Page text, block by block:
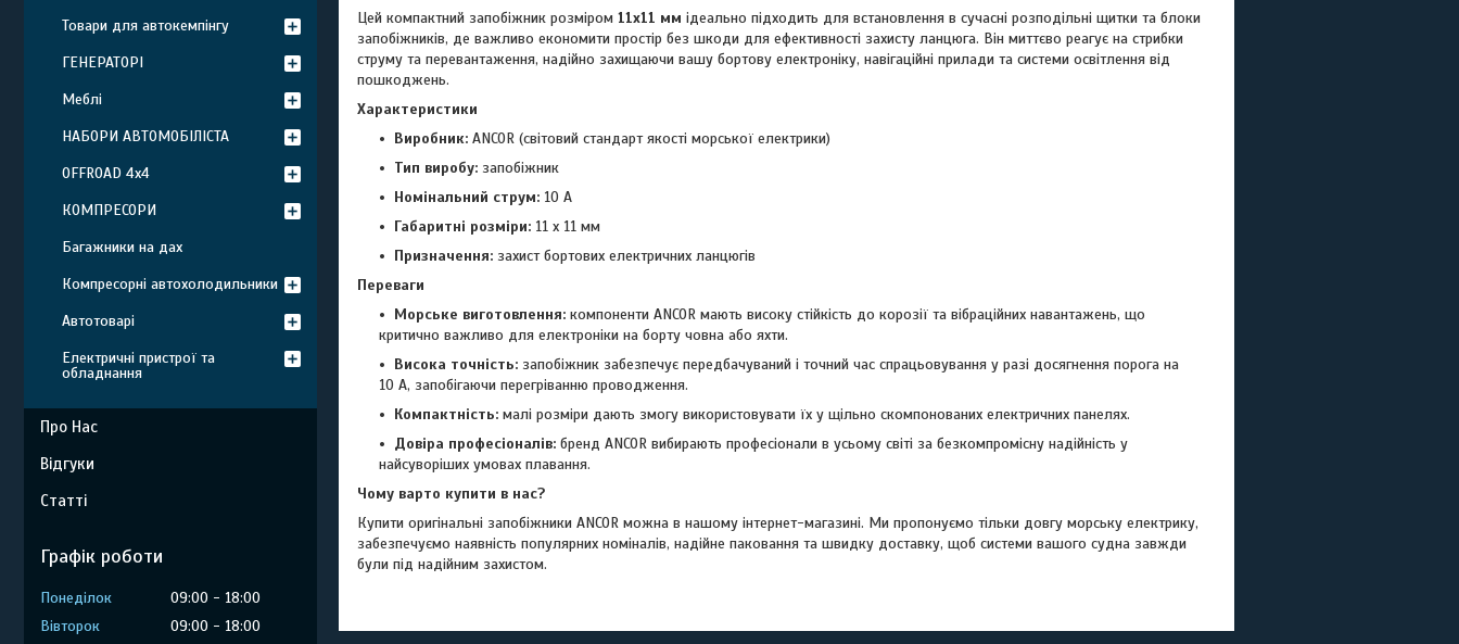
Цей компактний запобіжник розміром 11x11 мм ідеально підходить для встановлення в сучасні розподільні щитки та блоки
запобіжників, де важливо економити простір без шкоди для ефективності захисту ланцюга. Він миттєво реагує на стрибки
струму та перевантаження, надійно захищаючи вашу бортову електроніку, навігаційні прилади та системи освітлення від
пошкоджень.
Характеристики
Виробник: ANCOR (світовий стандарт якості морської електрики)
Тип виробу: запобіжник
Номінальний струм: 10 А
Габаритні розміри: 11 x 11 мм
Призначення: захист бортових електричних ланцюгів
Переваги
Морське виготовлення: компоненти ANCOR мають високу стійкість до корозії та вібраційних навантажень, що
критично важливо для електроніки на борту човна або яхти.
Висока точність: запобіжник забезпечує передбачуваний і точний час спрацьовування у разі досягнення порога на
10 А, запобігаючи перегріванню проводження.
Компактність: малі розміри дають змогу використовувати їх у щільно скомпонованих електричних панелях.
Довіра професіоналів: бренд ANCOR вибирають професіонали в усьому світі за безкомпромісну надійність у
найсуворіших умовах плавання.
Чому варто купити в нас?
Купити оригінальні запобіжники ANCOR можна в нашому інтернет-магазині. Ми пропонуємо тільки довгу морську електрику,
забезпечуємо наявність популярних номіналів, надійне паковання та швидку доставку, щоб системи вашого судна завжди
були під надійним захистом.
Товари для автокемпінгу
ГЕНЕРАТОРІ
Меблі
НАБОРИ АВТОМОБІЛІСТА
OFFROAD 4х4
КОМПРЕСОРИ
Багажники на дах
Компресорні автохолодильники
Автотоварі
Електричні пристрої та
обладнання
Про Нас
Відгуки
Статті
Графік роботи
Понеділок 09:00
18:00
Вівторок
09:00
18:00